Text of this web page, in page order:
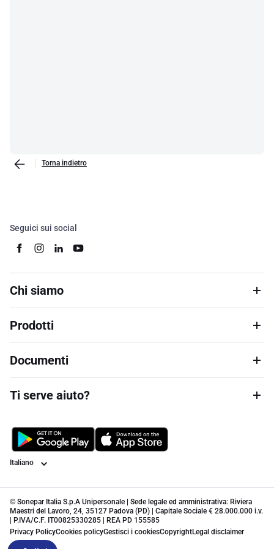
Torna indietro
Seguici sui social
Chi siamo
Prodotti
Documenti
Ti serve aiuto?
Lingua
© Sonepar Italia S.p.A Unipersonale | Sede legale ed amministrativa: Riviera
Maestri del Lavoro, 24, 35127 Padova (PD) | Capitale Sociale € 28.000.000 i.v.
| P.IVA/C.F. IT00825330285 | REA PD 155585
Privacy PolicyCookies policyGestisci i cookiesCopyrightLegal disclaimer